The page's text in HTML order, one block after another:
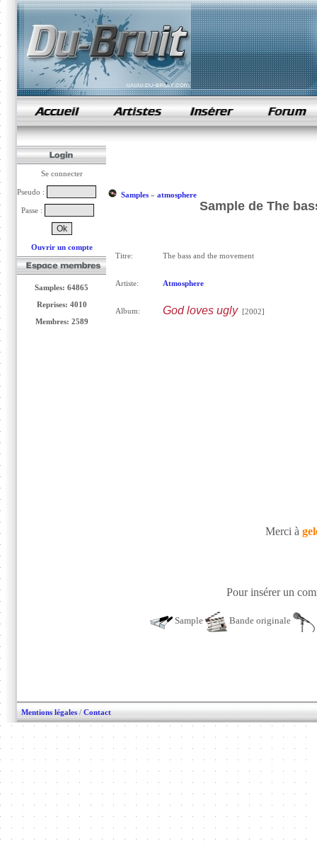
samples de rap
Se connecter
Pseudo :
Passe :
Ouvrir un compte
Samples: 64865
Reprises: 4010
Membres: 2589
Samples» atmosphere
Sample de The
Titre: The bass and the movement
Artiste: Atmosphere
Album: God loves ugly[2002]
Merci à
Pour insérer un
Sample Bande originale
Mentions légales / Contact